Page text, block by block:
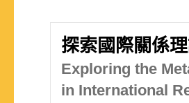
探索國際關係
Exploring the
in International